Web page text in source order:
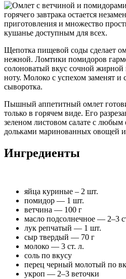
горячего завтрака остается
приготовления и множество
кушанье доступным для всех.
Щепотка пищевой соды сделает
нежной. Ломтики помидоров
солоноватый вкус сочной
ноту. Молоко с успехом заменят и
сыворотка.
Пышный аппетитный омлет
только в горячем виде. Его
зеленом листовом салате с любым
дольками маринованных овощей
Ингредиенты
яйца куриные – 2 шт.
помидор — 1 шт.
ветчина — 100 г
масло подсолнечное — 2–3
лук репчатый — 1 шт.
сыр твердый — 70 г
молоко — 3 ст. л.
соль по вкусу
перец черный молотый по
укроп — 2–3 веточки